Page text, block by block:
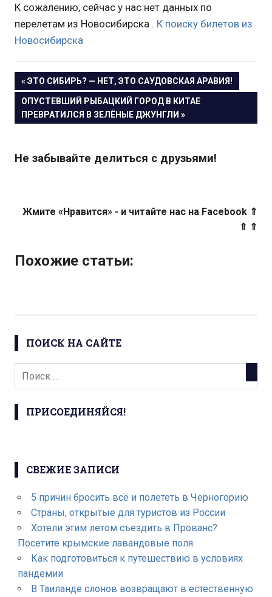
К сожалению, сейчас у нас нет данных по
перелетам из Новосибирска . К поиску билетов из
Новосибирска
Навигация
по
« ЭТО СИБИРЬ? — НЕТ, ЭТО САУДОВСКАЯ АРАВИЯ!
ОПУСТЕВШИЙ РЫБАЦКИЙ ГОРОД В КИТАЕ
ПРЕВРАТИЛСЯ В ЗЕЛЁНЫЕ ДЖУНГЛИ »
Не забывайте делиться с друзьями!
Жмите «Нравится» - и читайте нас на Facebook ⇑
⇑ ⇑
Похожие статьи:
ПОИСК НА САЙТЕ
ПРИСОЕДИНЯЙСЯ!
СВЕЖИЕ ЗАПИСИ
5 причин бросить всё и полететь в Черногорию
Страны, открытые для туристов из России
Хотели этим летом съездить в Прованс?
Посетите крымские лавандовые поля
Как подготовиться к путешествию в условиях
пандемии
В Таиланде слонов возвращают в естественную